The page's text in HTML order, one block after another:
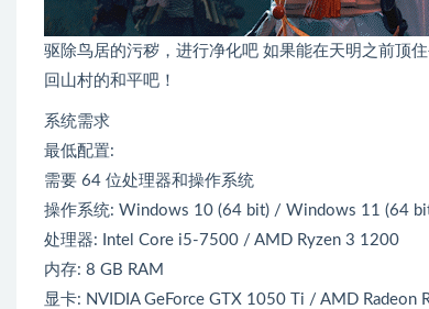
驱除鸟居的污秽，进行净化吧 如果能在天明之前顶
回山村的和平吧！
系统需求
最低配置:
需要 64 位处理器和操作系统
操作系统: Windows 10 (64 bit) / Windows 11 (64
处理器: Intel Core i5-7500 / AMD Ryzen 3 1200
内存: 8 GB RAM
显卡: NVIDIA GeForce GTX 1050 Ti / AMD Radeon